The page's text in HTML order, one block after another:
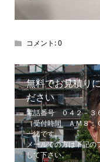
コメント:0
無料でお見積り
ださい
電話番号 ０４２－３
（受付時間 ＡＭ８：
一緒です。
メールでの方は下記の
して下さい。